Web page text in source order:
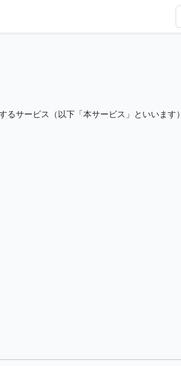
るサービス（以下「本サービス」といいます